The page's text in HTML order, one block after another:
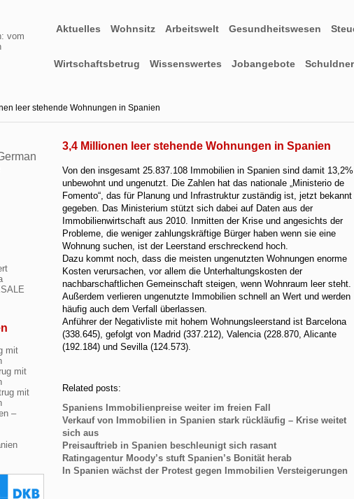
Aktuelles Wohnsitz Arbeitswelt Gesundheitswesen
Wirtschaftsbetrug Wissenswertes Jobangebote
leer stehende Wohnungen in Spanien
mit
mit
mit
–
3,4 Millionen leer stehende Wohnungen in Spanien
Von den insgesamt 25.837.108 Immobilien in Spanien sind damit 13,2%
unbewohnt und ungenutzt. Die Zahlen hat das nationale „Ministerio de
Fomento“, das für Planung und Infrastruktur zuständig ist, jetzt bekannt
gegeben. Das Ministerium stützt sich dabei auf Daten aus der
Immobilienwirtschaft aus 2010. Inmitten der Krise und angesichts der
Probleme, die weniger zahlungskräftige Bürger haben wenn sie eine
Wohnung suchen, ist der Leerstand erschreckend hoch.
Dazu kommt noch, dass die meisten ungenutzten Wohnungen enorme
Kosten verursachen, vor allem die Unterhaltungskosten der
nachbarschaftlichen Gemeinschaft steigen, wenn Wohnraum leer steht.
Außerdem verlieren ungenutzte Immobilien schnell an Wert und werden
häufig auch dem Verfall überlassen.
Anführer der Negativliste mit hohem Wohnungsleerstand ist Barcelona
(338.645), gefolgt von Madrid (337.212), Valencia (228.870, Alicante
(192.184) und Sevilla (124.573).
Related posts:
Spaniens Immobilienpreise weiter im freien Fall
Verkauf von Immobilien in Spanien stark rückläufig – Krise weitet
sich aus
Preisauftrieb in Spanien beschleunigt sich rasant
Ratingagentur Moody’s stuft Spanien’s Bonität herab
In Spanien wächst der Protest gegen Immobilien Versteigerungen